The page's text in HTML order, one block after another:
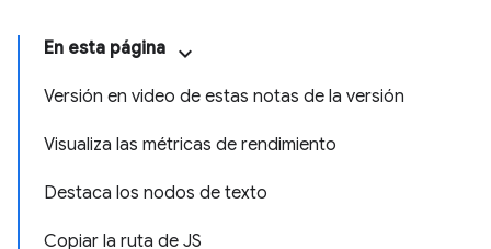
En esta página
Versión en video de estas notas de la versión
Visualiza las métricas de rendimiento
Destaca los nodos de texto
Copiar la ruta de JS